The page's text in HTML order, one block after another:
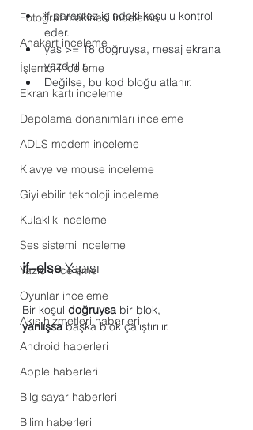
Fotoğraf makinesi inceleme
Anakart inceleme
İşlemci inceleme
Ekran kartı inceleme
Depolama donanımları inceleme
ADLS modem inceleme
Klavye ve mouse inceleme
Giyilebilir teknoloji inceleme
Kulaklık inceleme
Ses sistemi inceleme
Yazıcı inceleme
Oyunlar inceleme
Akış hizmetleri haberleri
Android haberleri
Apple haberleri
Bilgisayar haberleri
Bilim haberleri
if parantez içindeki koşulu kontrol
eder.
yas >= 18 doğruysa, mesaj ekrana
yazdırılır.
Değilse, bu kod bloğu atlanır.
if–else Yapısı
Bir koşul doğruysa bir blok,
yanlışsa başka blok çalıştırılır.